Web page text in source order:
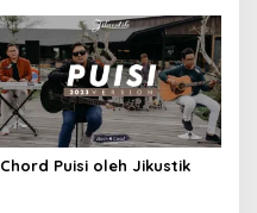
Chord Puisi oleh Jikustik